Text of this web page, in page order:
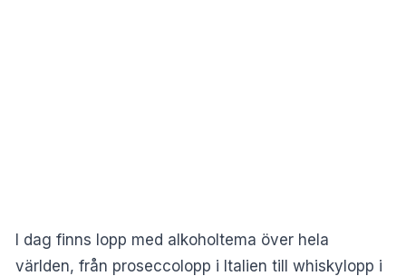
I dag finns lopp med alkoholtema över hela
världen, från proseccolopp i Italien till whiskylopp i